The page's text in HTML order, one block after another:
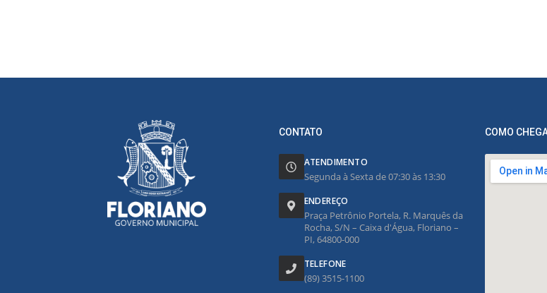
CONTATO
ATENDIMENTO
Segunda à Sexta de 07:30 às 13:30
ENDEREÇO
Praça Petrônio Portela, R. Marquês da
Rocha, S/N – Caixa d'Água, Floriano –
PI, 64800-000
TELEFONE
(89) 3515-1100
COMO